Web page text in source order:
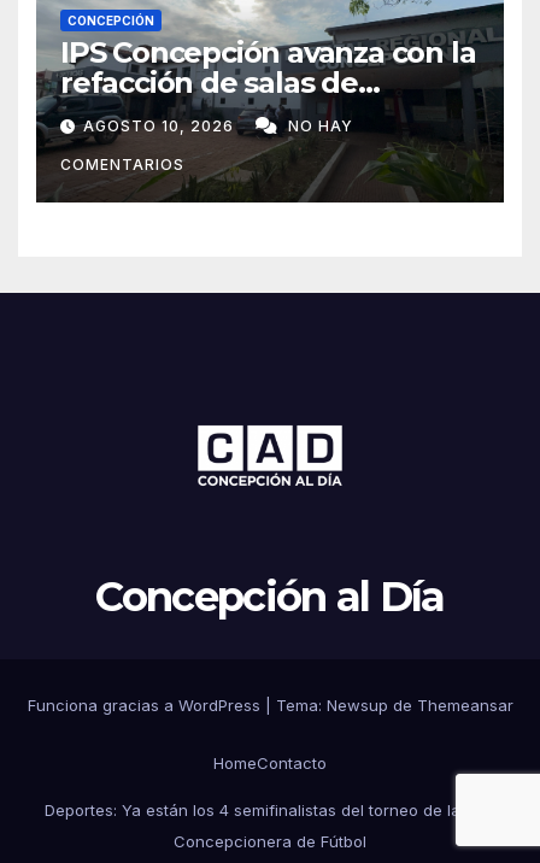
CONCEPCIÓN
IPS Concepción avanza con la
refacción de salas de
internación y anuncia llegada
de medicamentos
AGOSTO 10, 2026 NO HAY
COMENTARIOS
Concepción al Día
Funciona gracias a WordPress Tema: Newsup de Themeansar
HomeContacto
Deportes: Ya están los 4 semifinalistas del torneo de la Liga
Concepcionera de Fútbol